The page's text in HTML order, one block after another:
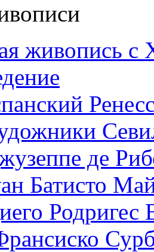
живопись
де
Батисто
Родригес